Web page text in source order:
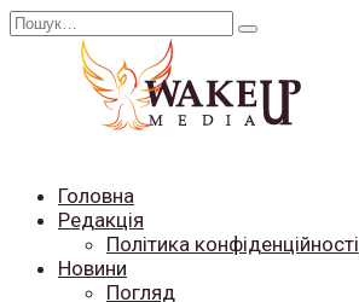
Перейти
Search
Головна
Редакція
Політика конфіденційності
Новини
Погляд